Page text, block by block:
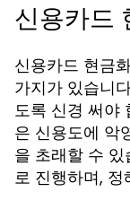
신용카드
신용카드 현금
가지가 있습니
도록 신경 써야
은 신용도에 악
을 초래할 수
로 진행하며,